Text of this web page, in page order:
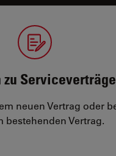
neuen Vertrag oder
bestehenden Vertrag.